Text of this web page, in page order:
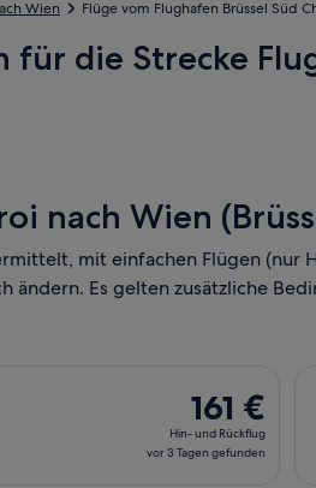
Wien Flüge vom Flughafen Brüssel Süd
die Strecke
nach Wien
mit einfachen Flügen
ändern. Es gelten zusätzliche
161 €
Hin-
und
161 €
Hin- und Rückflug
vor 3 Tagen gefunden